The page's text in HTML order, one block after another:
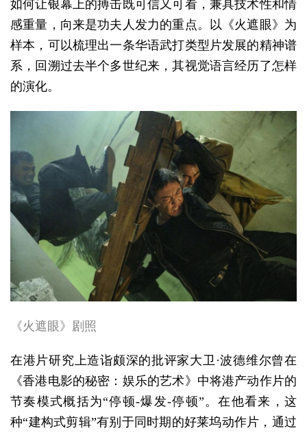
如何让银幕上的搏击既可信又可看，兼具技术性和情
感重量，向来是功夫人发力的重点。以《火遮眼》为
样本，可以梳理出一条华语武打类型片发展的精神谱
系，回溯过去半个多世纪来，其视觉语言经历了怎样
的演化。
《火遮眼》剧照
在港片研究上造诣颇深的批评家大卫·波德维尔曾在
《香港电影的秘密：娱乐的艺术》中将港产动作片的
节奏模式概括为“停顿-爆发-停顿”。在他看来，这
种“建构式剪辑”有别于同时期的好莱坞动作片，通过